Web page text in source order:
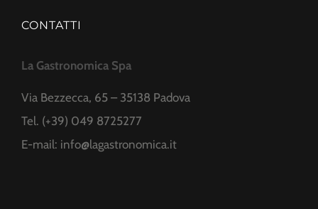
CONTATTI
La Gastronomica Spa
Via Bezzecca, 65 – 35138 Padova
Tel. (+39) 049 8725277
E-mail: info@lagastronomica.it